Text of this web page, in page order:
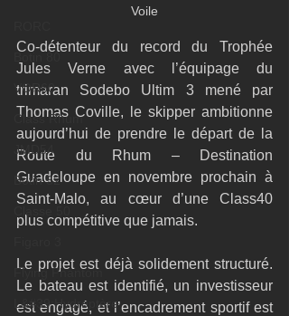
VOR60
Class Rhum
JMD54
Botin 52
Flying Phantom
L&#39;Hydroptère
Voile
Co-détenteur du record du Trophée
Jules Verne avec l’équipage du
trimaran Sodebo Ultim 3 mené par
Thomas Coville, le skipper ambitionne
aujourd’hui de prendre le départ de la
Route du Rhum – Destination
Guadeloupe en novembre prochain à
Saint-Malo, au cœur d’une Class40
plus compétitive que jamais.
Le projet est déjà solidement structuré.
Le bateau est identifié, un investisseur
est engagé, et l’encadrement sportif est